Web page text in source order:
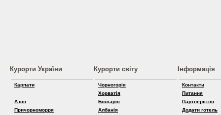
Курорти України
Карпати
Азов
Причорноморря
Курорти світу
Чорногорія
Хорватія
Болгарія
Албанія
Інформація
Контакти
Питання
Партнерство
Додати готель